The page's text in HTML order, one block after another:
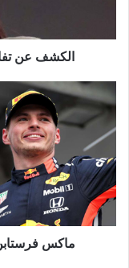
الكشف عن
ماكس
فرستابن
الأسرع
في
التجارب
الحرة
الثانية
ماكس فرستابن